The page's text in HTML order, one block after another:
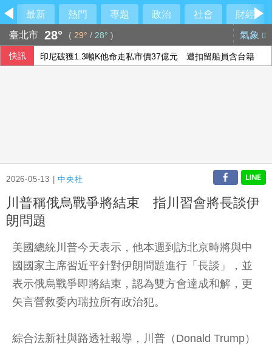
最新 熱門 專題 政治 社會
財經
臺北市 28° ( 29° / 28° ) 氣象
快訊 印尼破獲1.3噸K他命走私市價37億元 遭扣留船員含台籍
2026-05-13 |中央社
川普稱俄烏戰爭將結束 指川習會將長談伊
朗問題
美國總統川普今天表示，他本週到訪北京時將與中
國國家主席習近平針對伊朗問題進行「長談」，並
表示俄烏戰爭即將結束，認為雙方會達成和解，更
矢言營救委內瑞拉所有政治犯。
綜合法新社與路透社報導，川普（Donald Trump）